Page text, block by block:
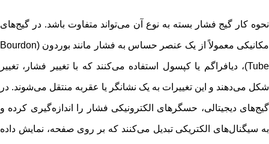
نحوه کار گیج فشار بسته به نوع آن می‌تواند متفاوت باشد. در گیج‌های
مکانیکی معمولاً از یک عنصر حساس به فشار مانند بوردون (Bourdon
Tube)، دیافراگم یا کپسول استفاده می‌کنند که با تغییر فشار، تغییر
شکل می‌دهند و این تغییرات به یک نشانگر یا عقربه منتقل می‌شوند. در
گیج‌های دیجیتالی، حسگرهای الکترونیکی فشار را اندازه‌گیری کرده و
به سیگنال‌های الکتریکی تبدیل می‌کنند که بر روی صفحه، نمایش داده